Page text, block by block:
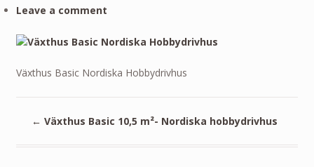
Leave a comment
Växthus Basic Nordiska Hobbydrivhus
← Växthus Basic 10,5 m²- Nordiska hobbydrivhus